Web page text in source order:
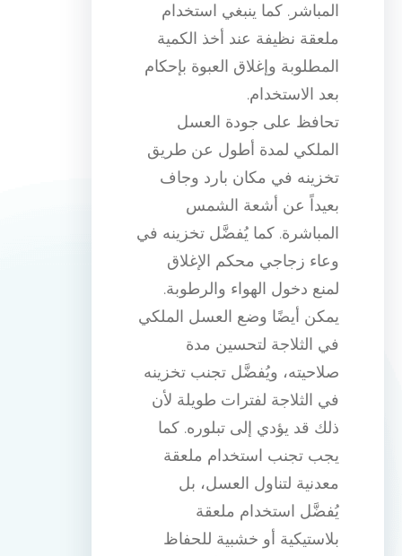
المباشر. كما ينبغي استخدام
ملعقة نظيفة عند أخذ الكمية
المطلوبة وإغلاق العبوة بإحكام
بعد الاستخدام.
تحافظ على جودة العسل
الملكي لمدة أطول عن طريق
تخزينه في مكان بارد وجاف
بعيداً عن أشعة الشمس
المباشرة. كما يُفضَّل تخزينه في
وعاء زجاجي محكم الإغلاق
لمنع دخول الهواء والرطوبة.
يمكن أيضًا وضع العسل الملكي
في الثلاجة لتحسين مدة
صلاحيته، ويُفضَّل تجنب تخزينه
في الثلاجة لفترات طويلة لأن
ذلك قد يؤدي إلى تبلوره. كما
يجب تجنب استخدام ملعقة
معدنية لتناول العسل، بل
يُفضَّل استخدام ملعقة
بلاستيكية أو خشبية للحفاظ